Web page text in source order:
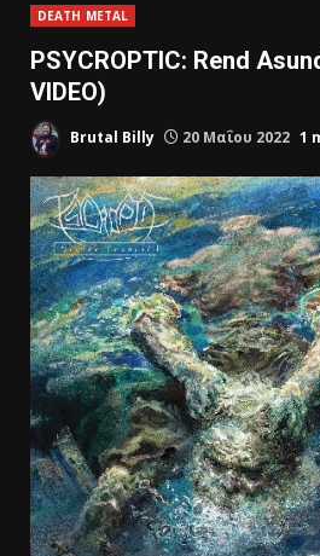
DEATH METAL
PSYCROPTIC: Rend
VIDEO)
Brutal Billy 20 Μαΐου 2022 1